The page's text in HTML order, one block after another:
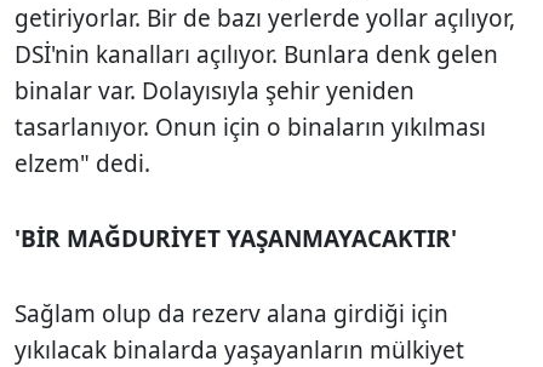
getiriyorlar. Bir de bazı yerlerde yollar açılıyor,
DSİ'nin kanalları açılıyor. Bunlara denk gelen
binalar var. Dolayısıyla şehir yeniden
tasarlanıyor. Onun için o binaların yıkılması
elzem" dedi.
'BİR MAĞDURİYET YAŞANMAYACAKTIR'
Sağlam olup da rezerv alana girdiği için
yıkılacak binalarda yaşayanların mülkiyet